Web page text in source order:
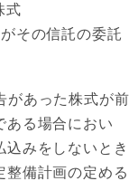
式
その信託の委託
あった株式が前
ある場合におい
込みをしないとき
整備計画の定める